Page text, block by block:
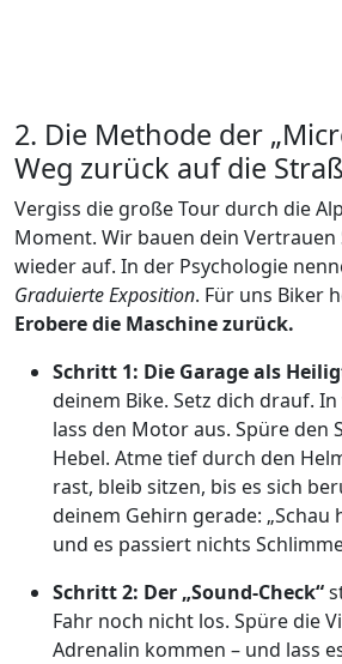
2. Die Methode der
Weg zurück auf die
Vergiss die große Tour durch die
Moment. Wir bauen dein Vertrauen
wieder auf. In der Psychologie
Graduierte Exposition. Für uns Biker
Erobere die Maschine zurück.
Schritt 1: Die Garage als
deinem Bike. Setz dich drauf.
lass den Motor aus. Spüre den
Hebel. Atme tief durch den
rast, bleib sitzen, bis es sich
deinem Gehirn gerade: „Schau
und es passiert nichts
Schritt 2: Der „Sound-Check“
Fahr noch nicht los. Spüre die
Adrenalin kommen – und lass